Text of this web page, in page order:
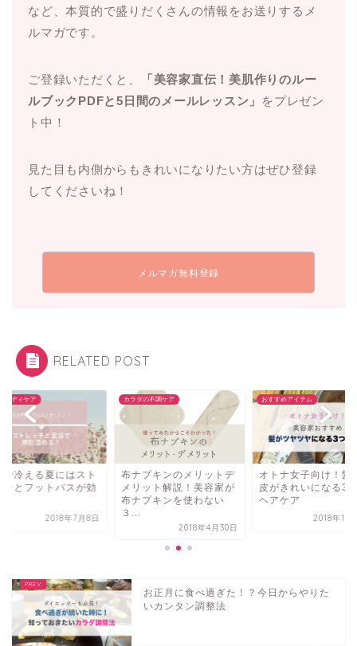
など、本質的で盛りだくさんの情報をお送りするメ
ルマガです。
ご登録いただくと、
「美容家直伝！美肌作りのルー
ルブックPDFと5日間のメールレッスン」
をプレゼン
ト中！
見た目も内側からもきれいになりたい方はぜひ登録
してくださいね！
メルマガ無料登録
RELATED POST
の不調ケア
プキンのメリットデ
ット解説！美容家が
おすすめアイテム
オトナ女子向け！髪と頭
皮がきれいになる3つの
ヘアケア
大人のボディケア
冷房で冷える夏には
レッチとフットバス
果的！
2018年7
お正月に食べ過ぎた！？今日からやりた
いカンタン調整法